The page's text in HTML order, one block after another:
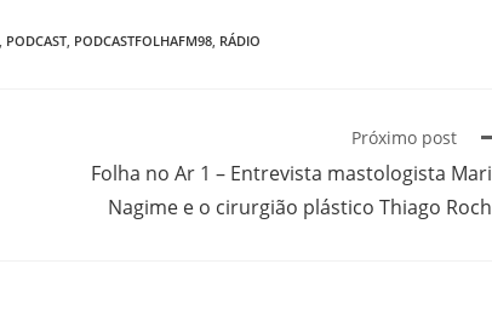
PODCAST PODCASTFOLHAFM98 RÁDIO
Próximo post
Folha no Ar 1 – Entrevista mastologista
Nagime e o cirurgião plástico Thiago